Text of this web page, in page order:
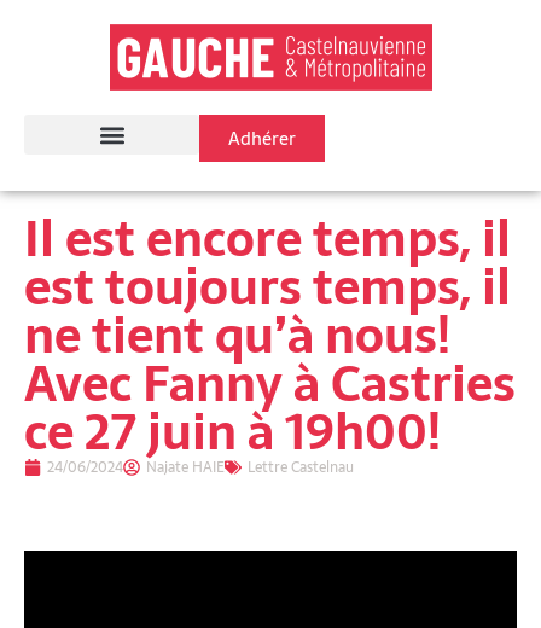
Adhérer
Il est encore temps, il
est toujours temps, il
ne tient qu’à nous!
Avec Fanny à Castries
ce 27 juin à 19h00!
24/06/2024 Najate HAIE Lettre Castelnau